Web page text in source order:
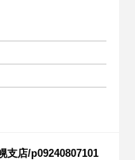
支店/p09240807101